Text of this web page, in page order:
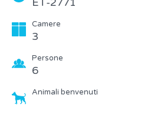
Camere
3
Persone
6
Animali benvenuti